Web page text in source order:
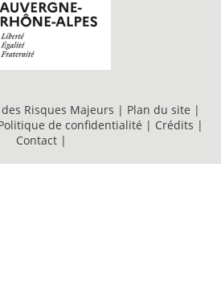
Risques Majeurs | Plan du site |
de confidentialité | Crédits |
Contact |